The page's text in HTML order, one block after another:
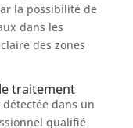
la possibilité de
dans les
des zones
traitement
dans un
qualifié